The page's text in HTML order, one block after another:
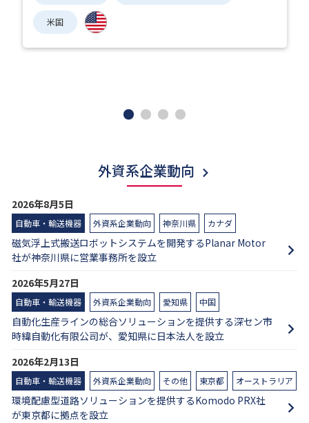
米国
外資系企業動向
2026年8月5日
自動車・輸送機器 外資系企業動向 神奈川県 カナダ
磁気浮上式搬送ロボットシステムを開発するPlanar Motor
社が神奈川県に営業事務所を設立
2026年5月27日
自動車・輸送機器 外資系企業動向 愛知県 中国
自動化生産ラインの総合ソリューションを提供する深セン市
時緯自動化有限公司が、愛知県に日本法人を設立
2026年2月13日
自動車・輸送機器 外資系企業動向 その他 東京都 オーストラリア
環境配慮型道路ソリューションを提供するKomodo PRX社
が東京都に拠点を設立